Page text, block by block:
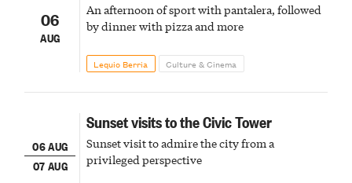
06
AUG
An afternoon of sport with pantalera, followed
by dinner with pizza and more
Lequio Berria Culture & Cinema
06 AUG
07 AUG
Sunset visits to the Civic Tower
Sunset visit to admire the city from a
privileged perspective